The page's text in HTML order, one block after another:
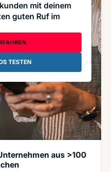
mit deinem
guten Ruf im
TESTEN
aus >100